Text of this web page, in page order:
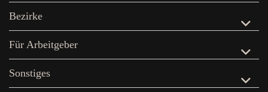
Bezirke
Für Arbeitgeber
Sonstiges